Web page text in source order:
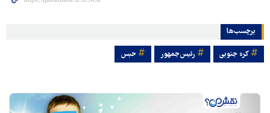
برچسب‌ها
کره جنوبی رئیس‌جمهور حبس